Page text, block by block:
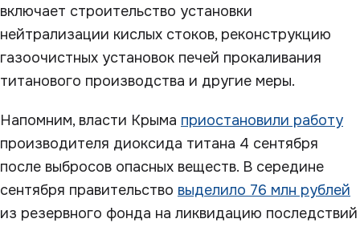
включает строительство установки
нейтрализации кислых стоков, реконструкцию
газоочистных установок печей прокаливания
титанового производства и другие меры.
Напомним, власти Крыма приостановили работу
производителя диоксида титана 4 сентября
после выбросов опасных веществ. В середине
сентября правительство выделило 76 млн рублей
из резервного фонда на ликвидацию последствий